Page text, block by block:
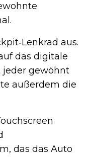
aus.
das digitale
jeder gewöhnt
außerdem die
das das Auto